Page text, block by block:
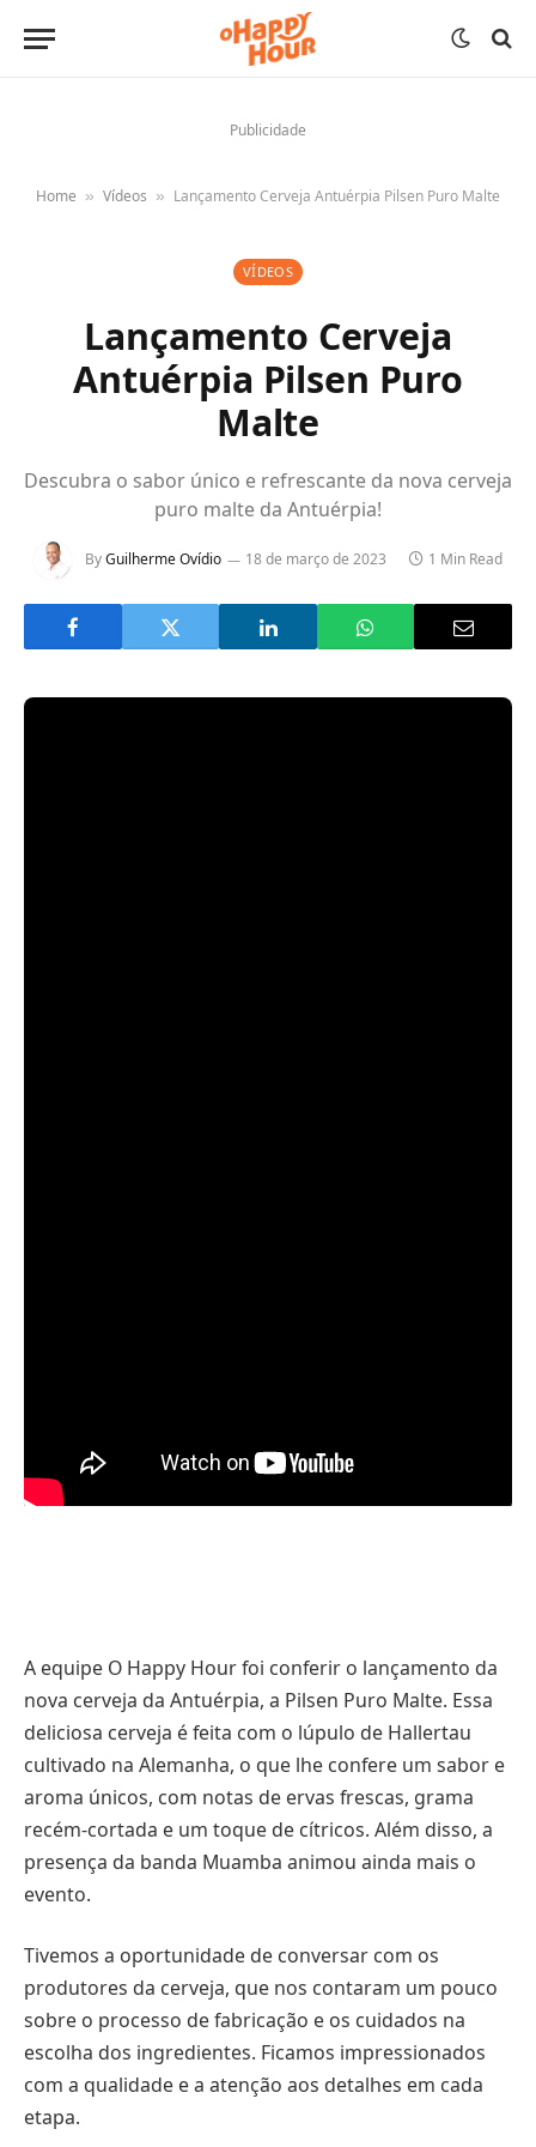
Publicidade
Home » Vídeos » Lançamento Cerveja Antuérpia Pilsen Puro Malte
VÍDEOS
Lançamento Cerveja
Antuérpia Pilsen Puro
Malte
Descubra o sabor único e refrescante da nova cerveja
puro malte da Antuérpia!
ByGuilherme Ovídio 18 de março de 2023 1 Min Read
A equipe O Happy Hour foi conferir o lançamento da
nova cerveja da Antuérpia, a Pilsen Puro Malte. Essa
deliciosa cerveja é feita com o lúpulo de Hallertau
cultivado na Alemanha, o que lhe confere um sabor e
aroma únicos, com notas de ervas frescas, grama
recém-cortada e um toque de cítricos. Além disso, a
presença da banda Muamba animou ainda mais o
evento.
Tivemos a oportunidade de conversar com os
produtores da cerveja, que nos contaram um pouco
sobre o processo de fabricação e os cuidados na
escolha dos ingredientes. Ficamos impressionados
com a qualidade e a atenção aos detalhes em cada
etapa.